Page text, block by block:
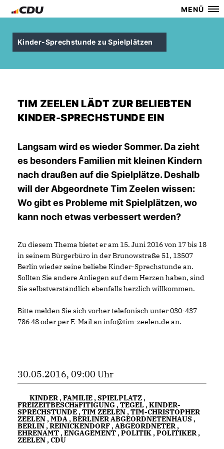
MENÜ
Kinder-Sprechstunde zu Spielplätzen
TIM ZEELEN LÄDT ZUR BELIEBTEN
KINDER-SPRECHSTUNDE EIN
Langsam wird es wieder Sommer. Da zieht
es besonders Familien mit kleinen Kindern
nach draußen auf die Spielplätze. Deshalb
will der Abgeordnete Tim Zeelen wissen:
Wo gibt es Probleme mit Spielplätzen, wo
kann noch etwas verbessert werden?
Zu diesem Thema bietet er am 15. Juni 2016 von 17 bis 18
in seinem Bürgerbüro in der Brunowstraße 51, 13507
Berlin wieder seine beliebe Kinder-Sprechstunde an.
Sollten Sie andere Anliegen auf dem Herzen haben, sind
Sie selbstverständlich ebenfalls herzlich willkommen.
Bitte melden Sie sich vorher telefonisch unter 030-437
786 48 oder per E-Mail an info@tim-zeelen.de an.
30.05.2016, 09:00 Uhr
KINDER,FAMILIE,SPIELPLATZ,
FREIZEITBESCHäFITIGUNG,TEGEL,KINDER-
SPRECHSTUNDE,TIM ZEELEN,TIM-CHRISTOPHER
ZEELEN,MDA,BERLINER ABGEORDNETENHAUS ,
BERLIN,REINICKENDORF,ABGEORDNETER,
EHRENAMT,ENGAGEMENT,POLITIK,POLITIKER,
ZEELEN,CDU